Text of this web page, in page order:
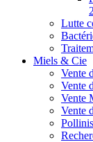
2
Lutte
Miels & Cie
Vente
Vente
Vente
Vente